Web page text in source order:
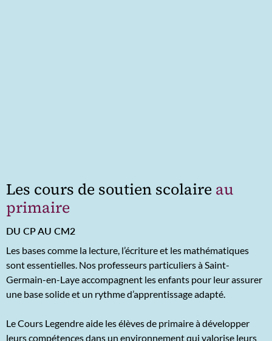
Les cours de soutien scolaire au
primaire
DU CP AU CM2
Les bases comme la lecture, l’écriture et les mathématiques
sont essentielles. Nos professeurs particuliers à Saint-
Germain-en-Laye accompagnent les enfants pour leur assurer
une base solide et un rythme d’apprentissage adapté.
Le Cours Legendre aide les élèves de primaire à développer
leurs compétences dans un environnement qui valorise leurs